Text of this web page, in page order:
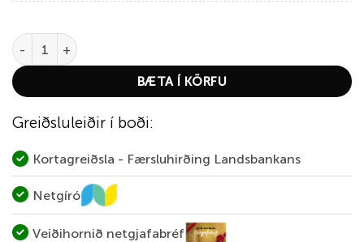
Super Tinsel Longwing quantity
BÆTA Í KÖRFU
Greiðsluleiðir í boði:
Kortagreiðsla - Færsluhirðing Landsbankans
Netgíró
Veiðihornið netgjafabréf